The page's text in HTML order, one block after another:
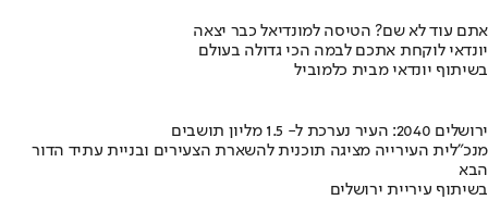
אתם עוד לא שם? הטיסה למונדיאל כבר יצאה
יונדאי לוקחת אתכם לבמה הכי גדולה בעולם
בשיתוף יונדאי מבית כלמוביל
ירושלים 2040: העיר נערכת ל- 1.5 מליון תושבים
מנכ"לית העירייה מציגה תוכנית להשארת הצעירים ובניית עתיד הדור
הבא
בשיתוף עיריית ירושלים